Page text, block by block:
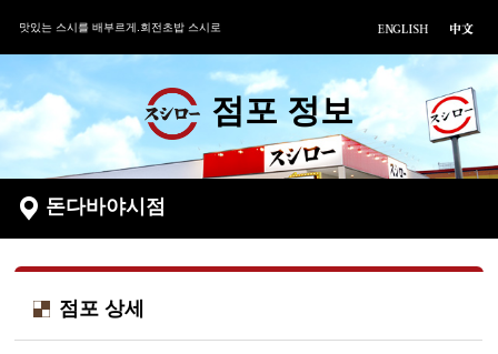
맛있는 스시를 배부르게.회전초밥 스시로
점포 정보
돈다바야시점
점포 상세